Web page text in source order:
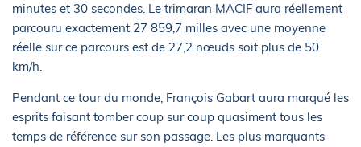
minutes et 30 secondes. Le trimaran MACIF aura réellement
parcouru exactement 27 859,7 milles avec une moyenne
réelle sur ce parcours est de 27,2 nœuds soit plus de 50
km/h.
Pendant ce tour du monde, François Gabart aura marqué les
esprits faisant tomber coup sur coup quasiment tous les
temps de référence sur son passage. Les plus marquants